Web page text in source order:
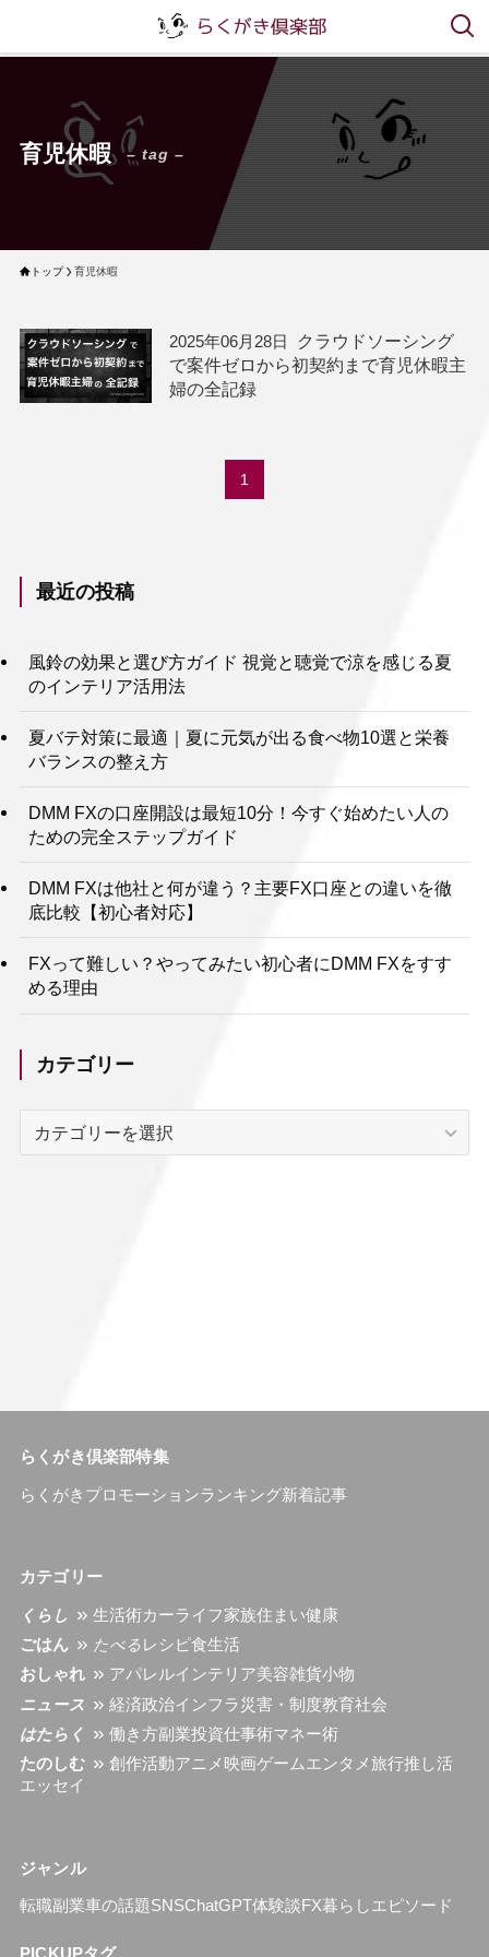
育児休暇 – tag –
トップ 育児休暇
クラウドソーシング
で案件ゼロから初契約まで育児休暇主
婦の全記録
1
最近の投稿
風鈴の効果と選び方ガイド 視覚と聴覚で涼を感じる夏
のインテリア活用法
夏バテ対策に最適｜夏に元気が出る食べ物10選と栄養
バランスの整え方
DMM FXの口座開設は最短10分！今すぐ始めたい人の
ための完全ステップガイド
DMM FXは他社と何が違う？主要FX口座との違いを徹
底比較【初心者対応】
FXって難しい？やってみたい初心者にDMM FXをすす
める理由
カテゴリー
らくがき倶楽部特集
らくがきプロモーションランキング新着記事
カテゴリー
くらし 生活術カーライフ家族住まい健康
ごはん
たべるレシピ食生活
おしゃれ
アパレルインテリア美容雑貨小物
ニュース
経済政治インフラ災害・制度教育社会
はたらく
働き方副業投資仕事術マネー術
たのしむ
創作活動アニメ 映画ゲームエンタメ旅行推し活
エッセイ
ジャンル
転職副業車の話題SNSChatGPT体験談FX暮らしエピソード
PICKUPタグ